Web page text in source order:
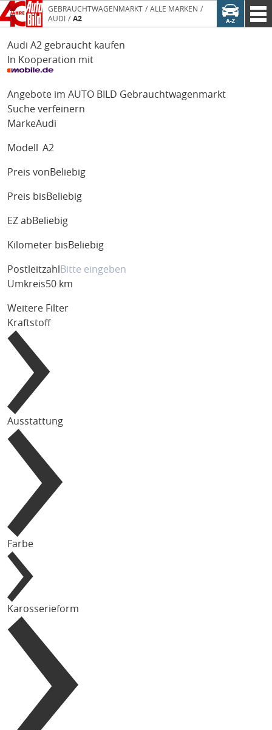
GEBRAUCHTWAGENMARKT
ALLE MARKEN
AUDI
A2
Audi A2 gebraucht kaufen
In Kooperation mit
Angebote im AUTO BILD Gebrauchtwagenmarkt
Suche verfeinern
MarkeAudi
Modell A2
Preis von Beliebig
Preis bis Beliebig
EZ ab Beliebig
Kilometer bis Beliebig
Postleitzahl
Umkreis50 km
Weitere Filter
Kraftstoff
Ausstattung
Farbe
Karosserieform